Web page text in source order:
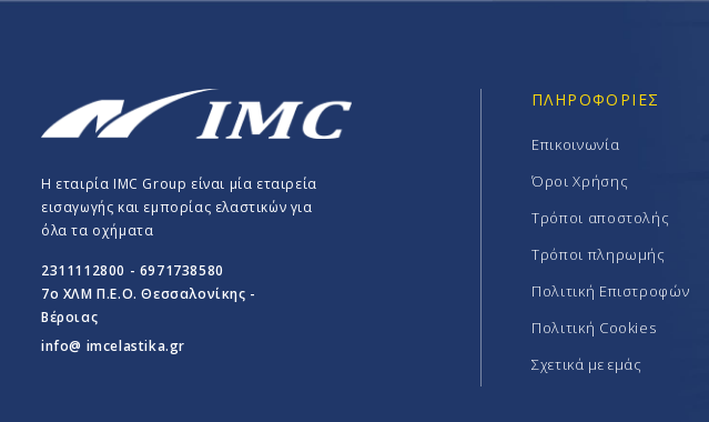
Η εταιρία IMC Group είναι μία εταιρεία
εισαγωγής και εμπορίας ελαστικών για
όλα τα οχήματα
2311112800 - 6971738580
7o ΧΛΜ Π.E.O. Θεσσαλονίκης -
Βέροιας
info@ imcelastika.gr
ΠΛΗΡΟΦΟΡΊΕΣ
Επικοινωνία
Όροι Χρήσης
Τρόποι αποστολής
Τρόποι πληρωμής
Πολιτική Επιστροφών
Πολιτική Cookies
Σχετικά με εμάς